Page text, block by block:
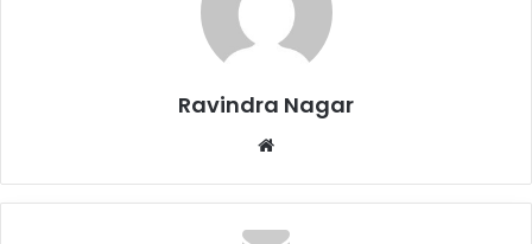
Ravindra Nagar
Website